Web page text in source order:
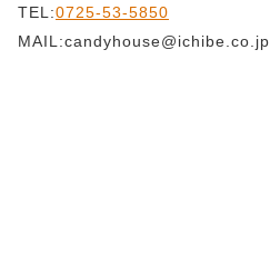
TEL:0725-53-5850
MAIL:candyhouse@ichibe.co.jp